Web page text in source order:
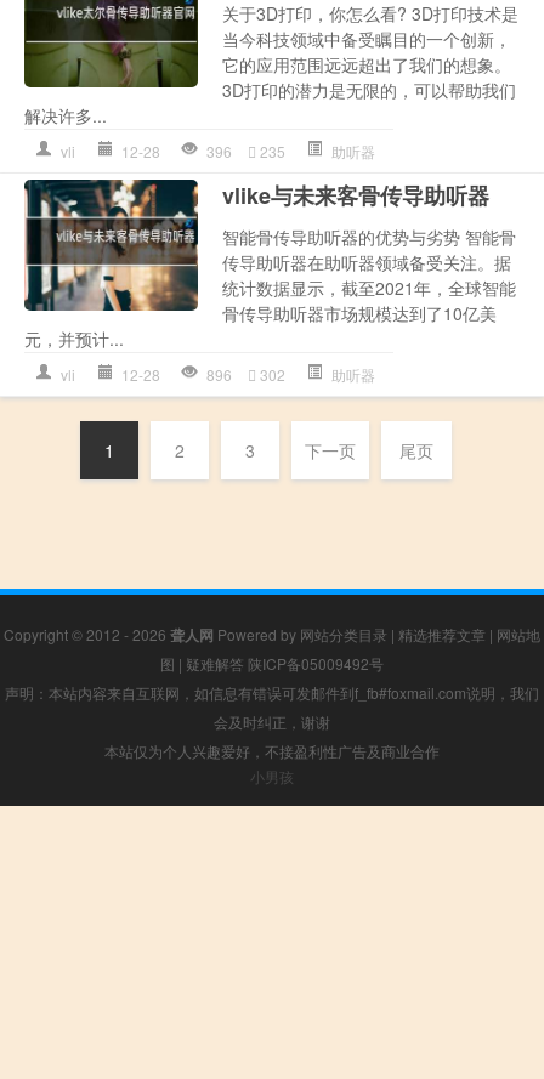
关于3D打印，你怎么看? 3D打印技术是
当今科技领域中备受瞩目的一个创新，
它的应用范围远远超出了我们的想象。
3D打印的潜力是无限的，可以帮助我们
解决许多...
vli 12-28 396 235 助听器
vlike与未来客骨传导助听器
智能骨传导助听器的优势与劣势 智能骨
传导助听器在助听器领域备受关注。据
统计数据显示，截至2021年，全球智能
骨传导助听器市场规模达到了10亿美
元，并预计...
vli 12-28 896 302 助听器
1 2 3 下一页 尾页
Copyright © 2012 - 2026 聋人网 Powered by 网站分类目录 | 精选推荐文章 | 网站地
图 | 疑难解答 陕ICP备05009492号
声明：本站内容来自互联网，如信息有错误可发邮件到f_fb#foxmail.com说明，我们
会及时纠正，谢谢
本站仅为个人兴趣爱好，不接盈利性广告及商业合作
小男孩